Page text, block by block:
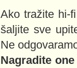
Ako tražite hi-
šaljite sve
Ne
Nagradite